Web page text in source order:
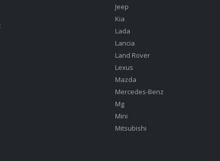
Jeep
Kia
Lada
Lancia
Land Rover
Lexus
Mazda
Mercedes-Benz
Mg
Mini
Mitsubishi